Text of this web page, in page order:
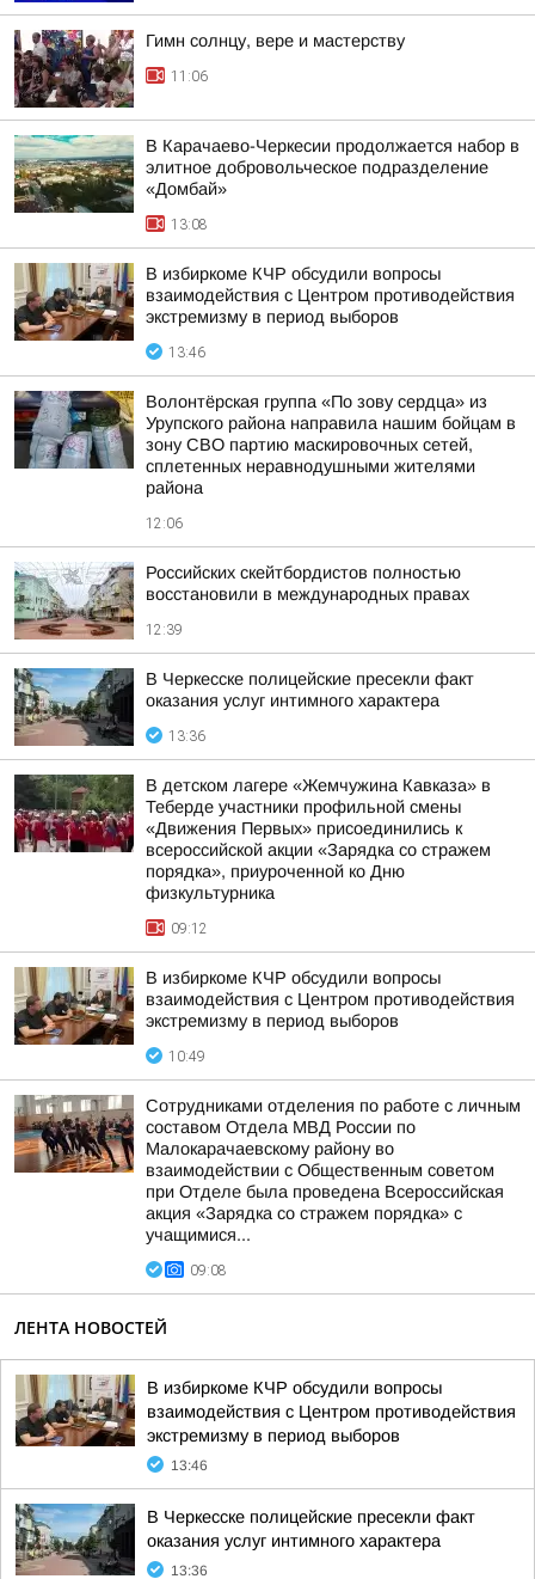
Гимн солнцу, вере и мастерству
11:06
В Карачаево-Черкесии продолжается набор в
элитное добровольческое подразделение
«Домбай»
13:08
В избиркоме КЧР обсудили вопросы
взаимодействия с Центром противодействия
экстремизму в период выборов
13:46
Волонтёрская группа «По зову сердца» из
Урупского района направила нашим бойцам в
зону СВО партию маскировочных сетей,
сплетенных неравнодушными жителями
района
12:06
Российских скейтбордистов полностью
восстановили в международных правах
12:39
В Черкесске полицейские пресекли факт
оказания услуг интимного характера
13:36
В детском лагере «Жемчужина Кавказа» в
Теберде участники профильной смены
«Движения Первых» присоединились к
всероссийской акции «Зарядка со стражем
порядка», приуроченной ко Дню
физкультурника
09:12
В избиркоме КЧР обсудили вопросы
взаимодействия с Центром противодействия
экстремизму в период выборов
10:49
Сотрудниками отделения по работе с личным
составом Отдела МВД России по
Малокарачаевскому району во
взаимодействии с Общественным советом
при Отделе была проведена Всероссийская
акция «Зарядка со стражем порядка» с
учащимися...
09:08
ЛЕНТА НОВОСТЕЙ
В избиркоме КЧР обсудили вопросы
взаимодействия с Центром противодействия
экстремизму в период выборов
13:46
В Черкесске полицейские пресекли факт
оказания услуг интимного характера
13:36